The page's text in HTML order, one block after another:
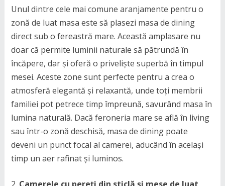
Unul dintre cele mai comune aranjamente pentru o
zonă de luat masa este să plasezi masa de dining
direct sub o fereastră mare. Această amplasare nu
doar că permite luminii naturale să pătrundă în
încăpere, dar și oferă o priveliște superbă în timpul
mesei. Aceste zone sunt perfecte pentru a crea o
atmosferă elegantă și relaxantă, unde toți membrii
familiei pot petrece timp împreună, savurând masa în
lumina naturală. Dacă feroneria mare se află în living
sau într-o zonă deschisă, masa de dining poate
deveni un punct focal al camerei, aducând în același
timp un aer rafinat și luminos.